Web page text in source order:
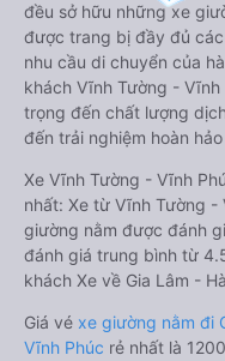
đều sở hữu những xe
được trang bị đầy đủ
nhu cầu di chuyển của
khách Vĩnh Tường - Vĩnh
trọng đến chất lượng
đến trải nghiệm hoàn
Xe Vĩnh Tường - Vĩnh
nhất: Xe từ Vĩnh Tường -
giường nằm được đánh
đánh giá trung bình từ
khách Xe về Gia Lâm -
Giá vé xe giường nằm đi
Vĩnh Phúc rẻ nhất là